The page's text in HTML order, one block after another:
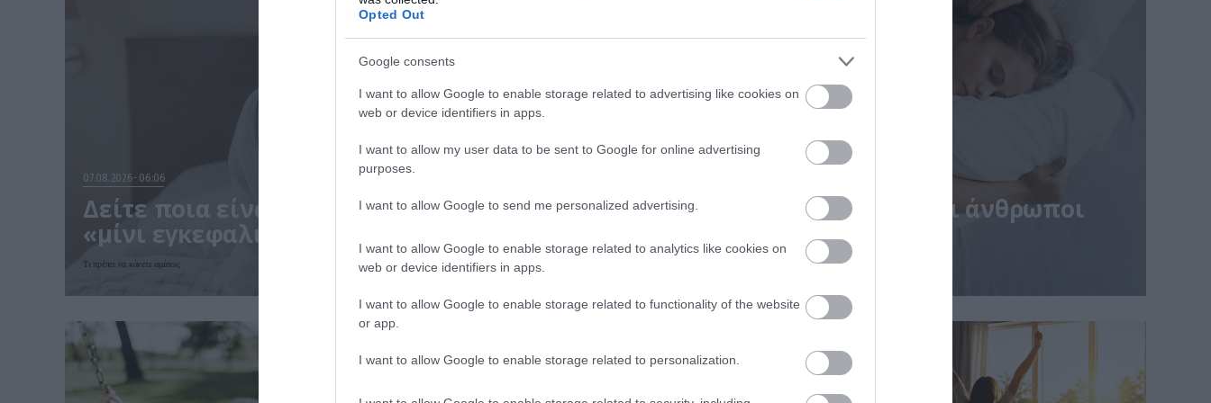
Opted Out
Google consents
I want to allow Google to enable storage related to advertising like cookies on
web or device identifiers in apps.
I want to allow my user data to be sent to Google for online advertising
purposes.
I want to allow Google to send me personalized advertising.
I want to allow Google to enable storage related to analytics like cookies on
web or device identifiers in apps.
I want to allow Google to enable storage related to functionality of the website
or app.
I want to allow Google to enable storage related to personalization.
07.08.2026 06:06
Δείτε ποια είναι τα συμπτώματα ενός
«μίνι εγκεφαλικού» επεισοδίου
Τι πρέπει να κάνετε αμέσως
Γιατί όλο και περισσότεροι άνθρωποι
κοιμούνται χειρότερα
Από την υπερβολική χρήση οθονών μέχρι το άγχος της καθημερινότητας